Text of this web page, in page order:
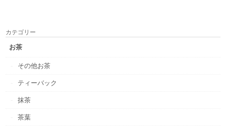
カテゴリー
お茶
その他お茶
ティーバック
抹茶
茶葉